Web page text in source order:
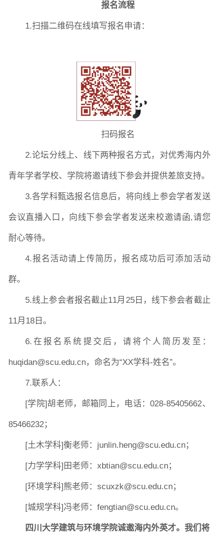
报名流程
1.扫描二维码在线填写报名申请：
扫码报名
2.论坛分线上、线下两种报名方式，对优秀海内外
青年学者学校、学院将邀请线下参会并提供差旅支持。
3.各学科甄选报名信息后，将向线上参会学者发送
会议直播入口，向线下参会学者发送来校邀请函,请您
耐心等待。
4.报名活动请上传简历，报名成功后可添加活动
群。
5.线上参会者报名截止11月25日，线下参会者截止
11月18日。
6.在报名系统提交后，请将个人简历发至：
huqidan@scu.edu.cn，命名为“XX学科-姓名”。
7.联系人：
[学院]胡老师，邮箱同上，电话：028-85405662、
85466232；
[土木学科]衡老师：junlin.heng@scu.edu.cn；
[力学学科]田老师：xbtian@scu.edu.cn；
[环境学科]熊老师：scuxzk@scu.edu.cn；
[城规学科]冯老师：fengtian@scu.edu.cn。
四川大学建筑与环境学院诚邀海内外英才。我们将